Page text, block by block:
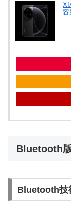
Bluetooth
Bluetooth技